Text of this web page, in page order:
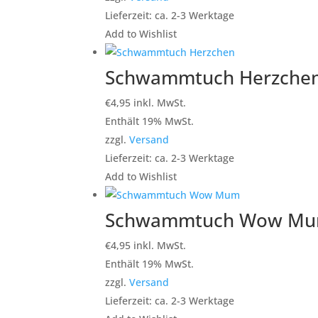
Lieferzeit: ca. 2-3 Werktage
Add to Wishlist
Schwammtuch
€4,95 inkl. MwSt.
Enthält 19% MwSt.
zzgl.Versand
Lieferzeit: ca. 2-3 Werktage
Add to Wishlist
Schwammtuch Wow
€4,95 inkl. MwSt.
Enthält 19% MwSt.
zzgl.Versand
Lieferzeit: ca. 2-3 Werktage